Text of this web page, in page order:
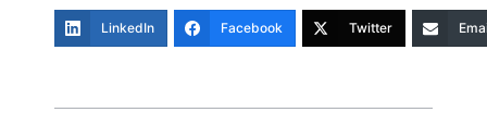
LinkedIn Facebook Twitter